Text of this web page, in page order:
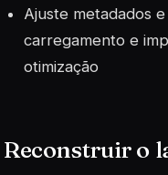
Ajuste metadados
carregamento e
otimização
Reconstruir o